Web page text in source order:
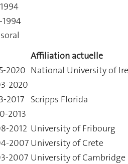
1994
Affiliation actuelle
2020 National University of
2020
2017 Scripps Florida
2013
2012 University of Fribourg
2007 University of Crete
2007 University of Cambridge